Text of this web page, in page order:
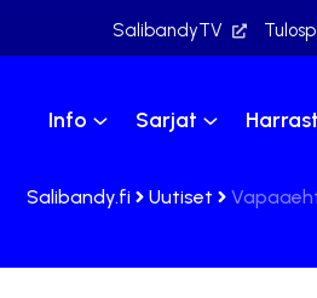
SalibandyTV
Info Sarjat
Salibandy.fi Uutiset